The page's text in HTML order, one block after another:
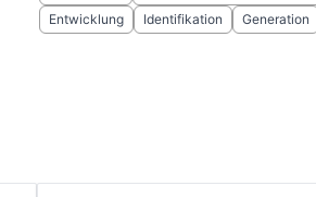
Entwicklung
Identifikation Generation